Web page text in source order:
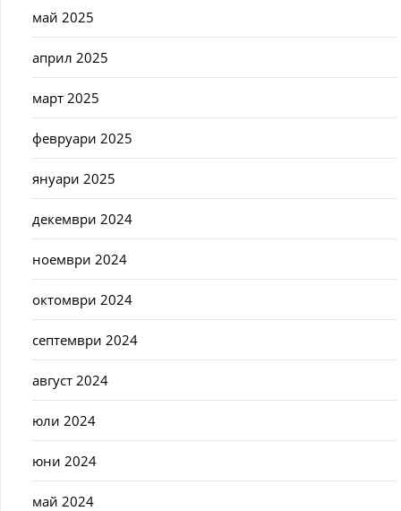
май 2025
април 2025
март 2025
февруари 2025
януари 2025
декември 2024
ноември 2024
октомври 2024
септември 2024
август 2024
юли 2024
юни 2024
май 2024